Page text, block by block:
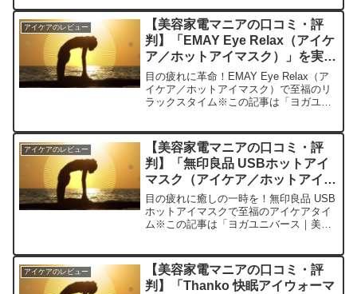
日、編集部が紹介したいのが
「Panasoni...
アイケアのレビュー
【美容家電マニアの口コミ・評
判】「EMAY Eye Relax（アイケ
ア／ホットアイマスク）」を実際
に使ってみた正直感想
目の疲れに革命！EMAY Eye Relax（ア
イケア／ホットアイマスク）で至福のリ
ラックスタイム※この記事は「ヨガユニ
ビスへの口コミ今日、編集部が紹介した
いのが「EMA...
アイケアのレビュー
【美容家電マニアの口コミ・評
判】「無印良品 USBホットアイ
マスク（アイケア／ホットアイマ
スク）」を実際に使ってみた正直
感想
目の疲れに癒しの一時を！無印良品 USB
ホットアイマスクで至福のアイケアタイ
ム※この記事は「ヨガユニバース｜美容
今日、編集部が紹介したいのが「無印良
品 USBホットアイ...
アイケアのレビュー
【美容家電マニアの口コミ・評
判】「Thanko 快眠アイウォーマ